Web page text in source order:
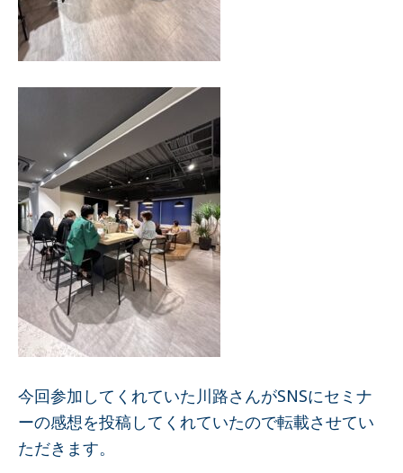
今回参加してくれていた川路さんがSNSにセミナ
ーの感想を投稿してくれていたので転載させてい
ただきます。